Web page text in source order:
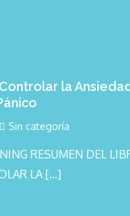
la
Sin categoría
RESUMEN DEL
LA […]